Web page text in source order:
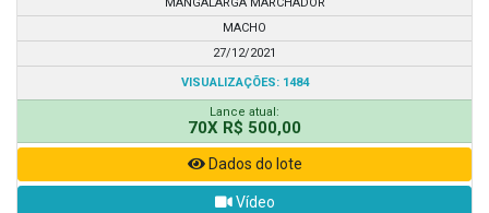
MANGALARGA MARCHADOR
MACHO
27/12/2021
VISUALIZAÇÕES: 1484
Lance atual:
70X R$ 500,00
Dados do lote
Vídeo